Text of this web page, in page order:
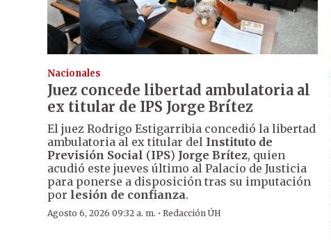
Nacionales
Juez concede libertad ambulatoria al
ex titular de IPS Jorge Brítez
El juez Rodrigo Estigarribia concedió la libertad
ambulatoria al ex titular del Instituto de
Previsión Social (IPS) Jorge Brítez, quien
acudió este jueves último al Palacio de Justicia
para ponerse a disposición tras su imputación
por lesión de confianza.
Agosto 6, 2026 09:32 a. m. · Redacción ÚH